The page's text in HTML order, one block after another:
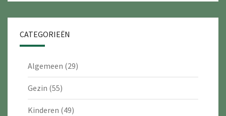
CATEGORIEËN
Algemeen (29)
Gezin (55)
Kinderen (49)